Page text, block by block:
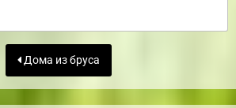
Дома из бруса